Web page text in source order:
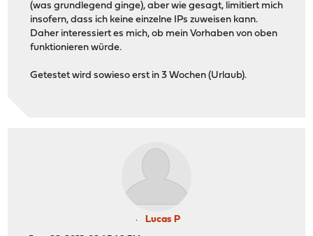
(was grundlegend ginge), aber wie gesagt, limitiert mich
insofern, dass ich keine einzelne IPs zuweisen kann.
Daher interessiert es mich, ob mein Vorhaben von oben
funktionieren würde.
Getestet wird sowieso erst in 3 Wochen (Urlaub).
Lucas P